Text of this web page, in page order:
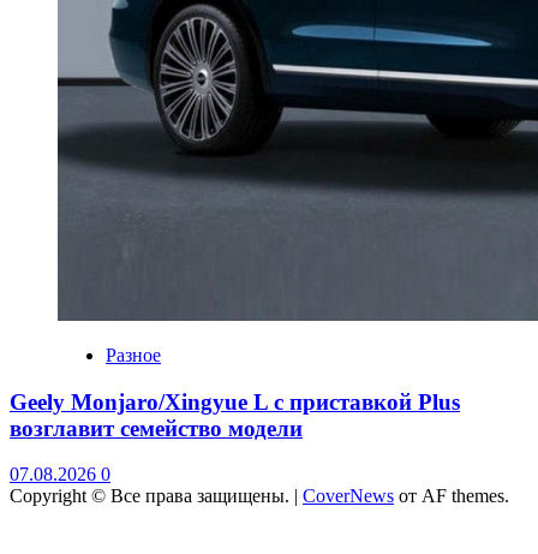
Разное
Geely Monjaro/Xingyue L с приставкой Plus
возглавит семейство модели
07.08.2026 0
Copyright © Все права защищены. | CoverNews от AF themes.